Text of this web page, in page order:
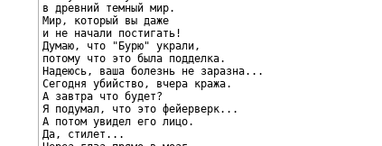
в древний темный мир.
Мир, который вы даже
и не начали постигать!
Думаю, что "Бурю" украли,
потому что это была подделка.
Надеюсь, ваша болезнь не заразна...
Сегодня убийство, вчера кража.
А завтра что будет?
Я подумал, что это фейерверк...
А потом увидел его лицо.
Да, стилет...